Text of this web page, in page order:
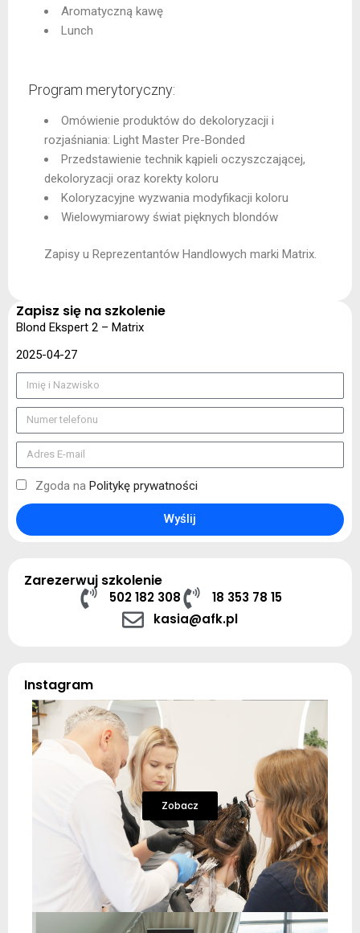
Aromatyczną kawę
Lunch
Program merytoryczny:
Omówienie produktów do dekoloryzacji i
rozjaśniania: Light Master Pre-Bonded
Przedstawienie technik kąpieli oczyszczającej,
dekoloryzacji oraz korekty koloru
Koloryzacyjne wyzwania modyfikacji koloru
Wielowymiarowy świat pięknych blondów
Zapisy u Reprezentantów Handlowych marki Matrix.
Zapisz się na szkolenie
Blond Ekspert 2 – Matrix
2025-04-27
Zgoda na Politykę prywatności
Wyślij
Zarezerwuj szkolenie
502 182 308
18 353 78 15
kasia@afk.pl
Instagram
Zobacz